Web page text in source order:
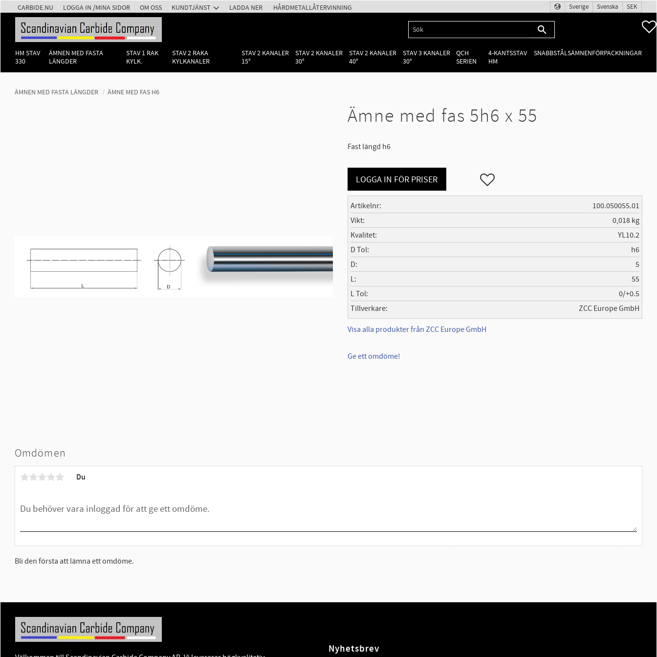
CARBIDE.NU LOGGA IN /MINA SIDOR OM OSS KUNDTJÄNST LADDA NER HÅRDMETALLÅTERVINNING Sverige Svenska SEK
HM STAV
330
ÄMNEN MED FASTA
LÄNGDER
STAV 1 RAK
KYLK.
STAV 2 RAKA
KYLKANALER
STAV 2 KANALER
15°
STAV 2 KANALER
30°
STAV 2 KANALER
40°
STAV 3 KANALER
30°
QCH
SERIEN
4-KANTSSTAV
HM
SNABBSTÅLSÄMNENFÖRPACKNINGAR
ÄMNEN MED FASTA LÄNGDER ÄMNE MED FAS H6
Ämne med fas 5h6 x 55
Fast längd h6
LOGGA IN FÖR PRISER Lägg till i favoriter
Artikelnr
100.050055.01
Vikt
0,018 kg
Kvalitet
YL10.2
D Tol
h6
D
5
L
55
L Tol
0/+0.5
Tillverkare
ZCC Europe GmbH
Visa alla produkter från ZCC Europe GmbH
Ge ett omdöme!
Omdömen
Du
Bli den första att lämna ett omdöme.
Nyhetsbrev